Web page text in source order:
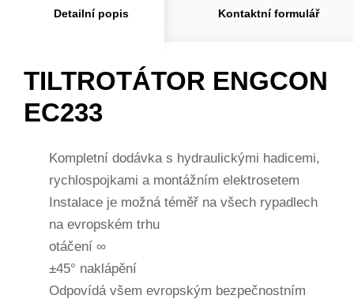
Detailní popis Kontaktní formulář
TILTROTÁTOR ENGCON
EC233
Kompletní dodávka s hydraulickými hadicemi,
rychlospojkami a montážním elektrosetem
Instalace je možná téměř na všech rypadlech
na evropském trhu
otáčení ∞
±45° naklápění
Odpovídá všem evropským bezpečnostním